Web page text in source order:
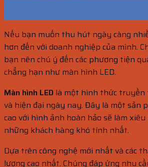
Nếu bạn muốn thu hút ngày càng
hơn đến với doanh nghiệp của mình.
bạn nên chú ý đến các phương tiện
chẳng hạn như màn hình LED.
Màn hình LED là một hình thức
và hiện đại ngày nay. Đây là một sản
cao với hình ảnh hoàn hảo sẽ làm
những khách hàng khó tính nhất.
Dựa trên công nghệ mới nhất và các
lượng cao nhất. Chúng đáp ứng nhu